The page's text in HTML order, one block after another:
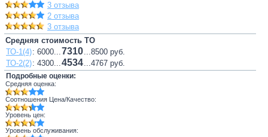
3 отзыва
2 отзыва
3 отзыва
Средняя стоимость ТО
ТО-1(4): 6000...7310...8500 руб.
ТО-2(2): 4300...4534...4767 руб.
Подробные оценки:
Средняя оценка:
Соотношения Цена/Качество:
Уровень цен:
Уровень обслуживания: